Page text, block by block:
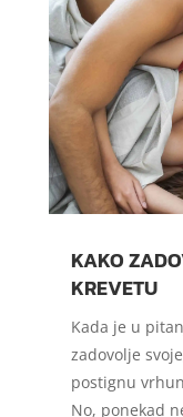
KAKO
KREVETU
Kada je u
zadovolje
postignu
No, ponekad